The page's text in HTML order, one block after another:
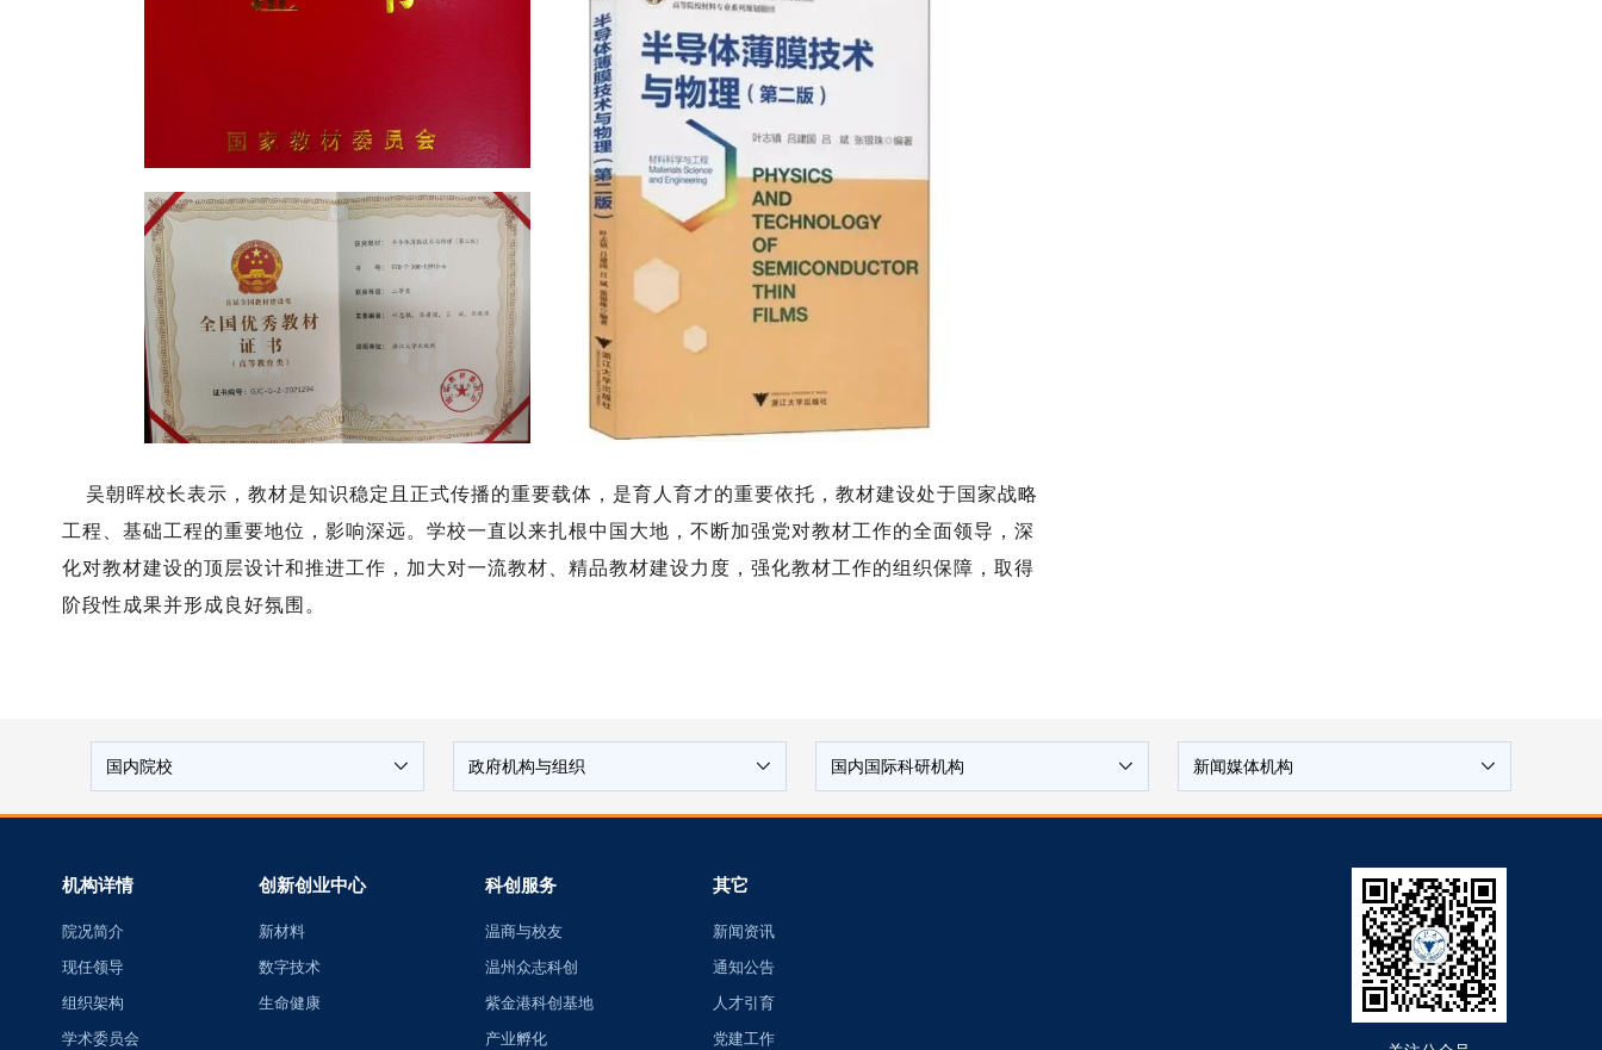
吴朝晖校长表示，教材是知识稳定且正式传播的重要载体，是育人育才的重要依托，教材建设处于国家战略
工程、基础工程的重要地位，影响深远。学校一直以来扎根中国大地，不断加强党对教材工作的全面领导，深
化对教材建设的顶层设计和推进工作，加大对一流教材、精品教材建设力度，强化教材工作的组织保障，取得
阶段性成果并形成良好氛围。
国内院校 政府机构与组织 国内国际科研机构 新闻媒体机构
机构详情
院况简介
现任领导
组织架构
学术委员会
创新创业中心
新材料
数字技术
生命健康
科创服务
温商与校友
温州众志科创
紫金港科创基地
产业孵化
其它
新闻资讯
通知公告
人才引育
党建工作